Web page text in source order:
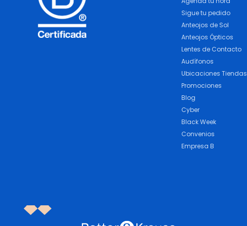
Sigue tu pedido
Anteojos de Sol
Anteojos Ópticos
Lentes de Contacto
Audífonos
Ubicaciones Tiendas
Promociones
Blog
Cyber
Black Week
Convenios
Empresa B